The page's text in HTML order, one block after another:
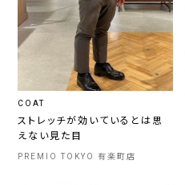
COAT
ストレッチが効いているとは思
えない見た目
PREMIO TOKYO 有楽町店